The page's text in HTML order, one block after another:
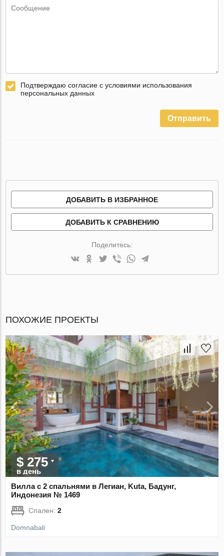
Подтверждаю согласие с условиями использования
персональных данных
Отправить
ДОБАВИТЬ В ИЗБРАННОЕ
ДОБАВИТЬ К СРАВНЕНИЮ
Поделитесь:
ПОХОЖИЕ ПРОЕКТЫ
$ 275
в день
Вилла с 2 спальнями в Легиан, Kuta, Бадунг,
Индонезия № 1469
Спален:2
Domnabali